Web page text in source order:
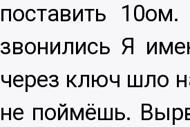
поставить
звонились Я
через ключ шло
не поймёшь.